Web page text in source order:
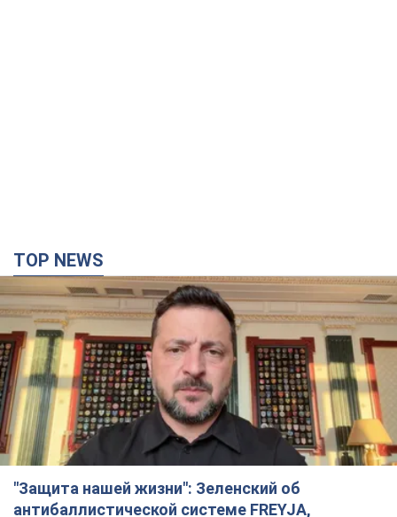
TOP NEWS
"Защита нашей жизни": Зеленский об
антибаллистической системе FREYJA,